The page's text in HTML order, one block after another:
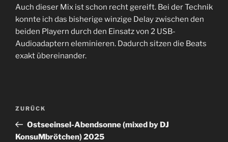
RSS FEED
LINK
EMBED
Auch dieser Mix ist schon recht gereift. Bei der Technik
konnte ich das bisherige winzige Delay zwischen den
beiden Playern durch den Einsatz von 2 USB-
Audioadaptern eleminieren. Dadurch sitzen die Beats
exakt übereinander.
Beitrags-
Vorheriger
Beitrag
ZURÜCK
Ostseeinsel-Abendsonne (mixed by DJ
KonsuMbrötchen) 2025